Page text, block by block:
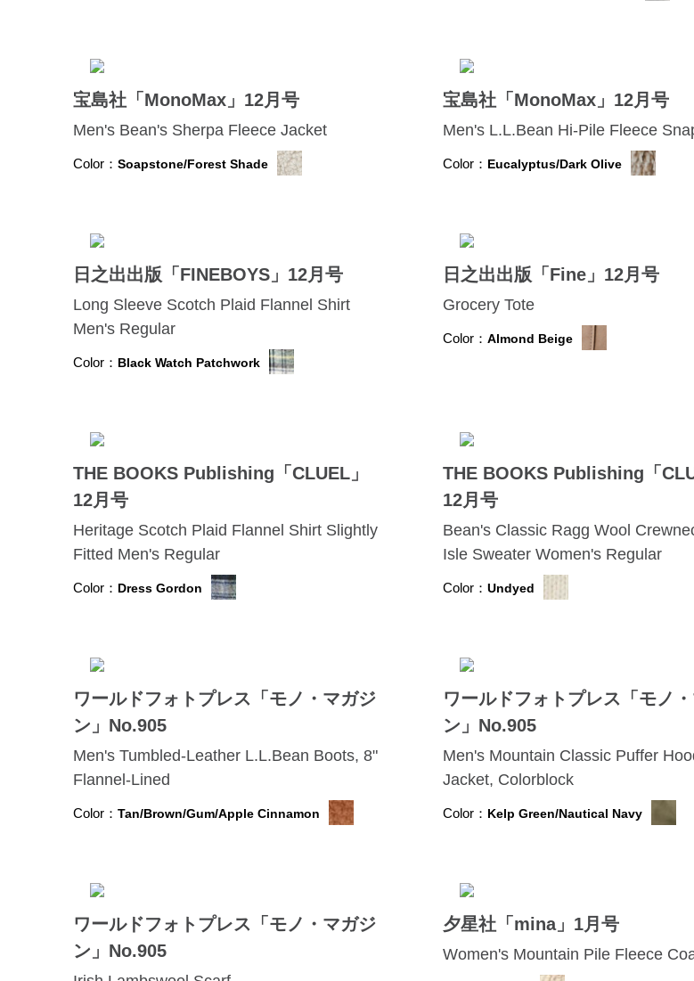
宝島社「MonoMax」12月号
Men's Bean's Sherpa Fleece Jacket
Color： Soapstone/Forest Shade
宝島社「MonoMax」12月号
Men's L.L.Bean Hi-Pile Fleece
Color： Eucalyptus/Dark Olive
日之出出版「FINEBOYS」12月号
Long Sleeve Scotch Plaid Flannel Shirt
Men's Regular
Color： Black Watch Patchwork
日之出出版「Fine」12月号
Grocery Tote
Color： Almond Beige
THE BOOKS Publishing「CLUEL」
12月号
Heritage Scotch Plaid Flannel Shirt Slightly
Fitted Men's Regular
Color： Dress Gordon
THE BOOKS Publishing「
12月号
Bean's Classic Ragg Wool
Isle Sweater Women's Regular
Color： Undyed
ワールドフォトプレス「モノ・マガジ
ン」No.905
Men's Tumbled-Leather L.L.Bean Boots, 8"
Flannel-Lined
Color： Tan/Brown/Gum/Apple Cinnamon
ワールドフォトプレス「モノ
ン」No.905
Men's Mountain Classic Puffer
Jacket, Colorblock
Color： Kelp Green/Nautical Navy
ワールドフォトプレス「モノ・マガジ
ン」No.905
夕星社「mina」1月号
Women's Mountain Pile Fleece